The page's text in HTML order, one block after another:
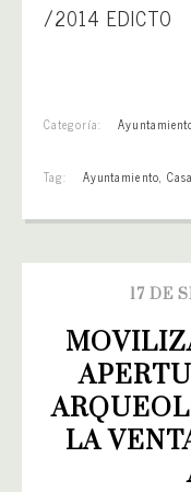
/2014 EDICTO
Categoría:
Tag: Ayuntamiento,
17 DE
LA